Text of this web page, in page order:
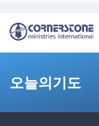
오늘의기도